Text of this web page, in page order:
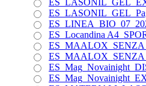
ES_Locandina